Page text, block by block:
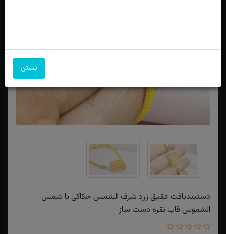
دستبندبافت عقیق زرد شرف الشمس حکاکی یا شمس
الشموس قاب نقره دست ساز
بستن